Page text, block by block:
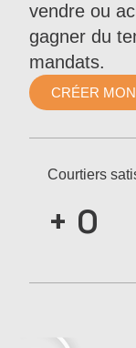
vendre ou
gagner du
mandats.
CRÉER
Courtiers
+ 0